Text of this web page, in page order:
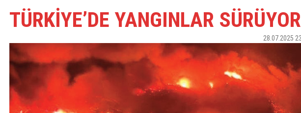
TÜRKİYE’DE YANGINLAR SÜRÜYOR
28.07.2025